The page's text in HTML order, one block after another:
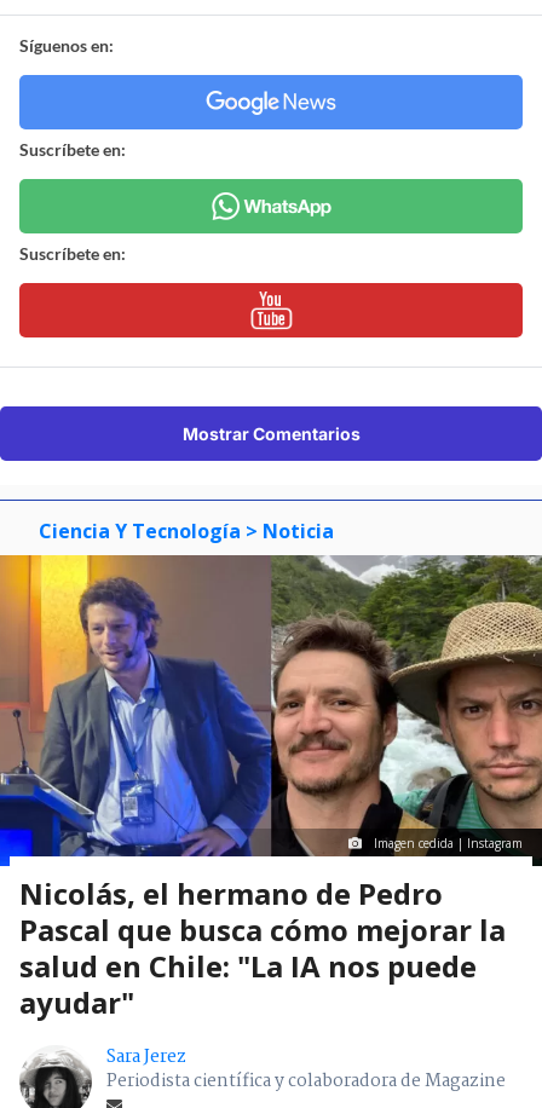
Síguenos en:
Suscríbete en:
Suscríbete en:
Mostrar Comentarios
Ciencia Y Tecnología > Noticia
Imagen cedida | Instagram
Nicolás, el hermano de Pedro
Pascal que busca cómo mejorar la
salud en Chile: "La IA nos puede
ayudar"
Sara Jerez
Periodista científica y colaboradora de Magazine